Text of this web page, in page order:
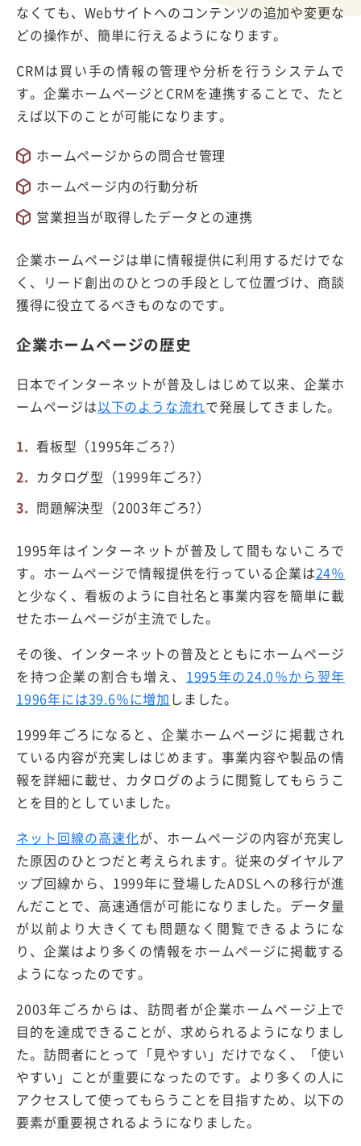
なくても、Webサイトへのコンテンツの追加や変更な
どの操作が、簡単に行えるようになります。
CRMは買い手の情報の管理や分析を行うシステムで
す。企業ホームページとCRMを連携することで、たと
えば以下のことが可能になります。
ホームページからの問合せ管理
ホームページ内の行動分析
営業担当が取得したデータとの連携
企業ホームページは単に情報提供に利用するだけでな
く、リード創出のひとつの手段として位置づけ、商談
獲得に役立てるべきものなのです。
企業ホームページの歴史
日本でインターネットが普及しはじめて以来、企業ホ
ームページは以下のような流れで発展してきました。
看板型（1995年ごろ?）
カタログ型（1999年ごろ?）
問題解決型（2003年ごろ?）
1995年はインターネットが普及して間もないころで
す。ホームページで情報提供を行っている企業は24％
と少なく、看板のように自社名と事業内容を簡単に載
せたホームページが主流でした。
その後、インターネットの普及とともにホームページ
を持つ企業の割合も増え、 1995年の24.0％から翌年
1996年には39.6％に増加 しました。
1999年ごろになると、企業ホームページに掲載され
ている内容が充実しはじめます。事業内容や製品の情
報を詳細に載せ、カタログのように閲覧してもらうこ
とを目的としていました。
ネット回線の高速化が、ホームページの内容が充実し
た原因のひとつだと考えられます。従来のダイヤルア
ップ回線から、1999年に登場したADSLへの移行が進
んだことで、高速通信が可能になりました。データ量
が以前より大きくても問題なく閲覧できるようにな
り、企業はより多くの情報をホームページに掲載する
ようになったのです。
2003年ごろからは、訪問者が企業ホームページ上で
目的を達成できることが、求められるようになりまし
た。訪問者にとって「見やすい」だけでなく、「使い
やすい」ことが重要になったのです。より多くの人に
アクセスして使ってもらうことを目指すため、以下の
要素が重要視されるようになりました。